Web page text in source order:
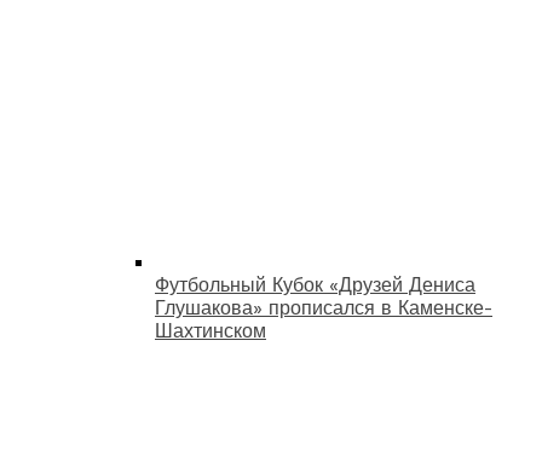
Футбольный Кубок «Друзей Дениса
Глушакова» прописался в Каменске-
Шахтинском